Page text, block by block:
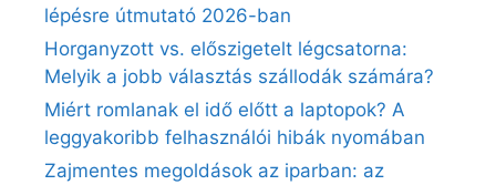
lépésre útmutató 2026-ban
Horganyzott vs. előszigetelt légcsatorna:
Melyik a jobb választás szállodák számára?
Miért romlanak el idő előtt a laptopok? A
leggyakoribb felhasználói hibák nyomában
Zajmentes megoldások az iparban: az